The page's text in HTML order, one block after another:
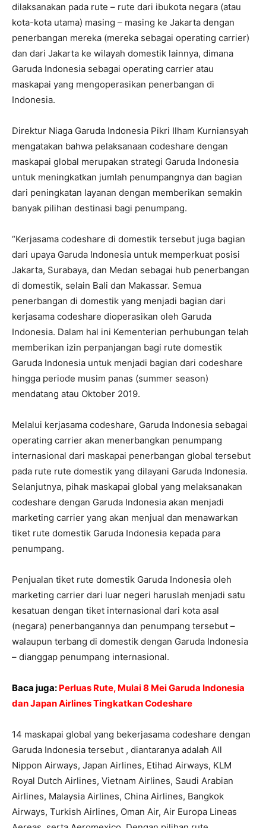
dilaksanakan pada rute – rute dari ibukota negara (atau
kota-kota utama) masing – masing ke Jakarta dengan
penerbangan mereka (mereka sebagai operating carrier)
dan dari Jakarta ke wilayah domestik lainnya, dimana
Garuda Indonesia sebagai operating carrier atau
maskapai yang mengoperasikan penerbangan di
Indonesia.
Direktur Niaga Garuda Indonesia Pikri Ilham Kurniansyah
mengatakan bahwa pelaksanaan codeshare dengan
maskapai global merupakan strategi Garuda Indonesia
untuk meningkatkan jumlah penumpangnya dan bagian
dari peningkatan layanan dengan memberikan semakin
banyak pilihan destinasi bagi penumpang.
“Kerjasama codeshare di domestik tersebut juga bagian
dari upaya Garuda Indonesia untuk memperkuat posisi
Jakarta, Surabaya, dan Medan sebagai hub penerbangan
di domestik, selain Bali dan Makassar. Semua
penerbangan di domestik yang menjadi bagian dari
kerjasama codeshare dioperasikan oleh Garuda
Indonesia. Dalam hal ini Kementerian perhubungan telah
memberikan izin perpanjangan bagi rute domestik
Garuda Indonesia untuk menjadi bagian dari codeshare
hingga periode musim panas (summer season)
mendatang atau Oktober 2019.
Melalui kerjasama codeshare, Garuda Indonesia sebagai
operating carrier akan menerbangkan penumpang
internasional dari maskapai penerbangan global tersebut
pada rute rute domestik yang dilayani Garuda Indonesia.
Selanjutnya, pihak maskapai global yang melaksanakan
codeshare dengan Garuda Indonesia akan menjadi
marketing carrier yang akan menjual dan menawarkan
tiket rute domestik Garuda Indonesia kepada para
penumpang.
Penjualan tiket rute domestik Garuda Indonesia oleh
marketing carrier dari luar negeri haruslah menjadi satu
kesatuan dengan tiket internasional dari kota asal
(negara) penerbangannya dan penumpang tersebut –
walaupun terbang di domestik dengan Garuda Indonesia
– dianggap penumpang internasional.
Baca juga: Perluas Rute, Mulai 8 Mei Garuda Indonesia
dan Japan Airlines Tingkatkan Codeshare
14 maskapai global yang bekerjasama codeshare dengan
Garuda Indonesia tersebut , diantaranya adalah All
Nippon Airways, Japan Airlines, Etihad Airways, KLM
Royal Dutch Airlines, Vietnam Airlines, Saudi Arabian
Airlines, Malaysia Airlines, China Airlines, Bangkok
Airways, Turkish Airlines, Oman Air, Air Europa Lineas